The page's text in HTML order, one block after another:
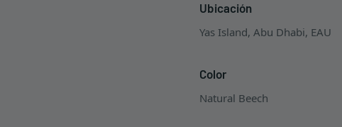
Ubicación
Yas Island, Abu Dhabi, EAU
Color
Natural Beech